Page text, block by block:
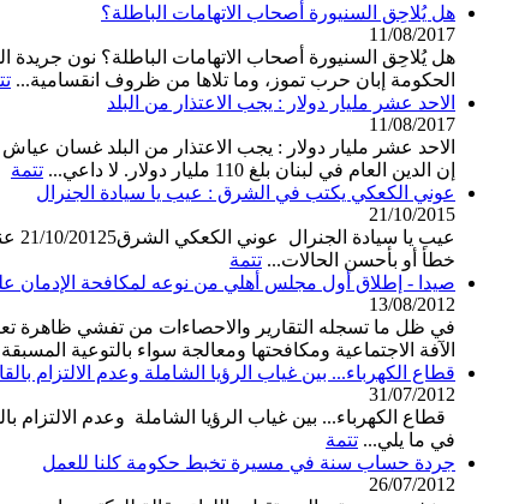
هل يُلاحِق السنيورة أصحاب الاتهامات الباطلة؟
11/08/2017
الحكومة إبان حرب تموز، وما تلاها من ظروف انقسامية...
الاحد عشر مليار دولار : يجب الاعتذار من البلد
11/08/2017
إن الدين العام في لبنان بلغ 110 مليار دولار. لا داعي...
تتمة
عوني الكعكي يكتب في الشرق : عيب يا سيادة الجنرال
21/10/2015
خطأ أو بأحسن الحالات... تتمة
صيدا - إطلاق أول مجلس أهلي من نوعه لمكافحة الإدمان
13/08/2012
في ظل ما تسجله التقارير والاحصاءات من تفشي ظاهرة
الآفة الاجتماعية ومكافحتها ومعالجة سواء بالتوعية
قطاع الكهرباء... بين غياب الرؤيا الشاملة وعدم الالتزام
31/07/2012
في ما يلي... تتمة
جردة حساب سنة في مسيرة تخبط حكومة كلنا للعمل
26/07/2012